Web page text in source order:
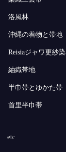
洛風林
沖縄の着物と帯地
Reisiaジャワ更紗
紬織帯地
半巾帯とゆかた帯
首里半巾帯
etc